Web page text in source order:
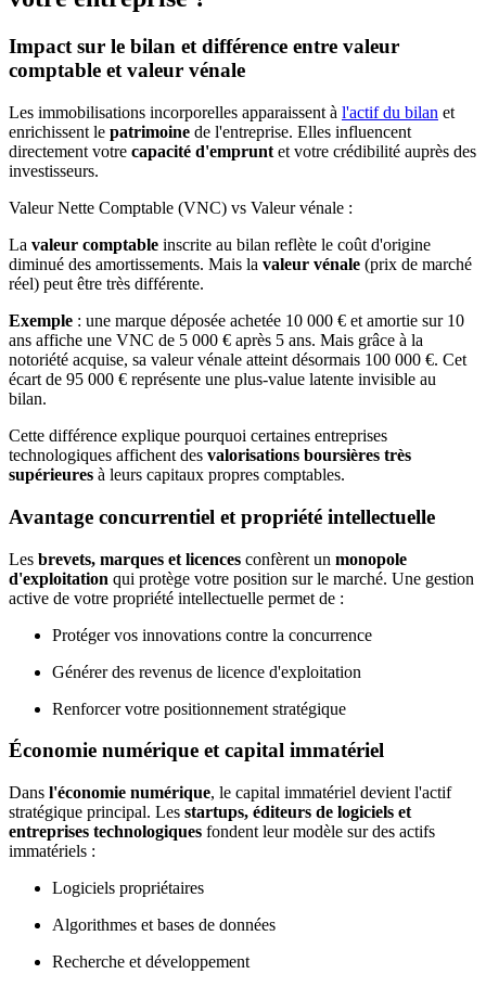
Impact sur le bilan et différence entre valeur
comptable et valeur vénale
Les immobilisations incorporelles apparaissent à l'actif du bilan et
enrichissent le patrimoine de l'entreprise. Elles influencent
directement votre capacité d'emprunt et votre crédibilité auprès des
investisseurs.
Valeur Nette Comptable (VNC) vs Valeur vénale :
La valeur comptable inscrite au bilan reflète le coût d'origine
diminué des amortissements. Mais la valeur vénale (prix de marché
réel) peut être très différente.
Exemple : une marque déposée achetée 10 000 € et amortie sur 10
ans affiche une VNC de 5 000 € après 5 ans. Mais grâce à la
notoriété acquise, sa valeur vénale atteint désormais 100 000 €. Cet
écart de 95 000 € représente une plus-value latente invisible au
bilan.
Cette différence explique pourquoi certaines entreprises
technologiques affichent des valorisations boursières très
supérieures à leurs capitaux propres comptables.
Avantage concurrentiel et propriété intellectuelle
Les brevets, marques et licences confèrent un monopole
d'exploitation qui protège votre position sur le marché. Une gestion
active de votre propriété intellectuelle permet de :
Protéger vos innovations contre la concurrence
Générer des revenus de licence d'exploitation
Renforcer votre positionnement stratégique
Économie numérique et capital immatériel
Dans l'économie numérique, le capital immatériel devient l'actif
stratégique principal. Les startups, éditeurs de logiciels et
entreprises technologiques fondent leur modèle sur des actifs
immatériels :
Logiciels propriétaires
Algorithmes et bases de données
Recherche et développement